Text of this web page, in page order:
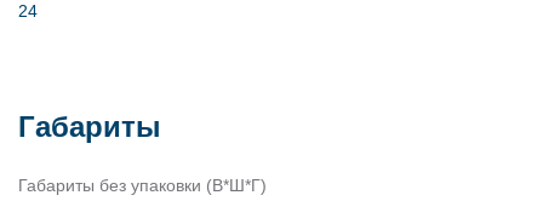
24
Габариты
Габариты без упаковки (В*Ш*Г)